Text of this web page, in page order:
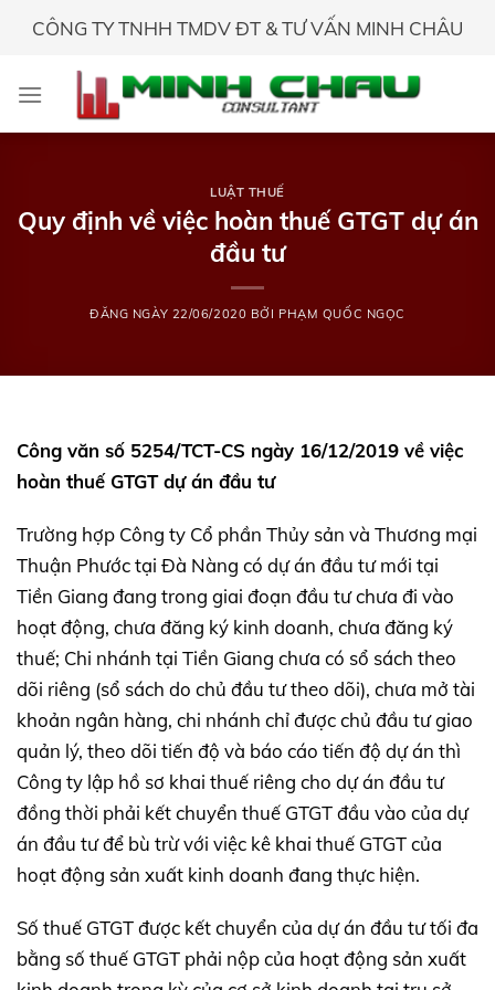
CÔNG TY TNHH TMDV ĐT & TƯ VẤN MINH CHÂU
LUẬT THUẾ
Quy định về việc hoàn thuế GTGT dự án
đầu tư
ĐĂNG NGÀY 22/06/2020 BỞI PHẠM QUỐC NGỌC
Công văn số 5254/TCT-CS ngày 16/12/2019 về việc
hoàn thuế GTGT dự án đầu tư
Trường hợp Công ty Cổ phần Thủy sản và Thương mại
Thuận Phước tại Đà Nàng có dự án đầu tư mới tại
Tiền Giang đang trong giai đoạn đầu tư chưa đi vào
hoạt động, chưa đăng ký kinh doanh, chưa đăng ký
thuế; Chi nhánh tại Tiền Giang chưa có sổ sách theo
dõi riêng (sổ sách do chủ đầu tư theo dõi), chưa mở tài
khoản ngân hàng, chi nhánh chỉ được chủ đầu tư giao
quản lý, theo dõi tiến độ và báo cáo tiến độ dự án thì
Công ty lập hồ sơ khai thuế riêng cho dự án đầu tư
đồng thời phải kết chuyển thuế GTGT đầu vào của dự
án đầu tư để bù trừ với việc kê khai thuế GTGT của
hoạt động sản xuất kinh doanh đang thực hiện.
Số thuế GTGT được kết chuyển của dự án đầu tư tối đa
bằng số thuế GTGT phải nộp của hoạt động sản xuất